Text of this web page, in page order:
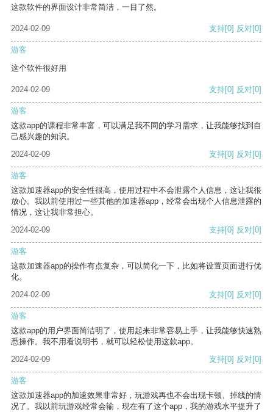
这款软件的界面设计非常简洁，一目了然。
2024-02-09 支持[0] 反对[0]
游客
这个软件很好用
2024-02-09 支持[0] 反对[0]
游客
这款app的课程非常丰富，可以满足我不同的学习需求，让我能够找到自
己感兴趣的知识。
2024-02-09
支持[0] 反对[0]
游客
这款加速器app的安全性很高，使用过程中不会泄露个人信息，这让我很
放心。我以前使用过一些其他的加速器app，经常会出现个人信息泄露的
情况，这让我非常担心。
2024-02-09
支持[0] 反对[0]
游客
这款加速器app的操作有点复杂，可以简化一下，比如将设置页面进行优
化。
2024-02-09
支持[0] 反对[0]
游客
这款app的用户界面简洁明了，使用起来非常容易上手，让我能够快速熟
悉操作。我不用看说明书，就可以轻松使用这款app。
2024-02-09
支持[0] 反对[0]
游客
这款加速器app的加速效果非常好，玩游戏再也不会出现卡顿、掉线的情
况了。我以前玩游戏经常会输，现在有了这个app，我的游戏水平提升了